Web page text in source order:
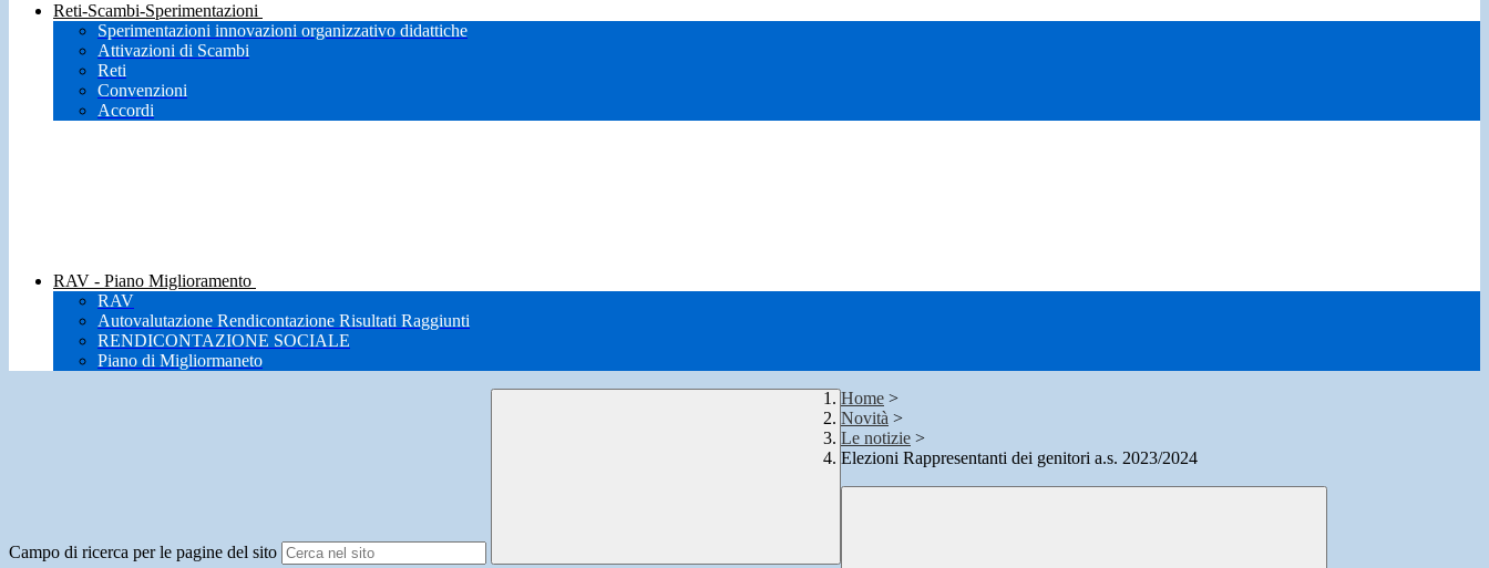
Reti-Scambi-Sperimentazioni
Sperimentazioni innovazioni organizzativo didattiche
Attivazioni di Scambi
Reti
Convenzioni
Accordi
RAV - Piano Miglioramento
RAV
Autovalutazione Rendicontazione Risultati Raggiunti
RENDICONTAZIONE SOCIALE
Piano di Migliormaneto
Campo di ricerca per le pagine del sito
Home >
Novità >
Le notizie >
Elezioni Rappresentanti dei genitori a.s. 2023/2024